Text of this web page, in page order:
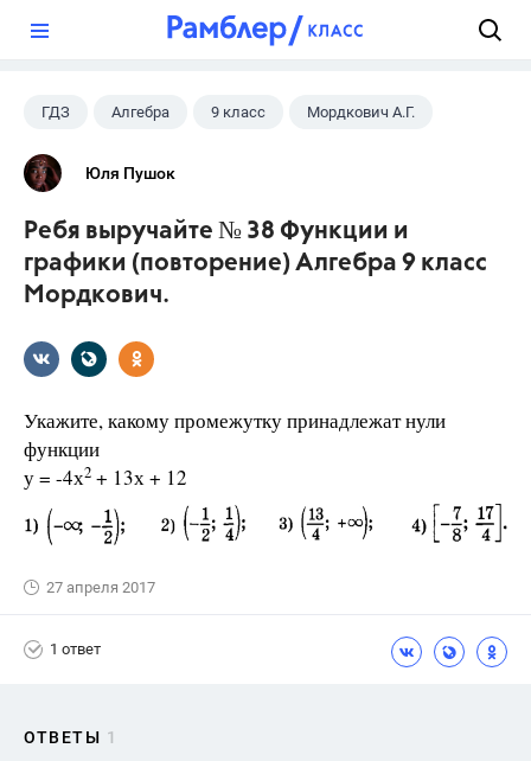
ГДЗ Алгебра 9 класс Мордкович А.Г.
Юля Пушок
Ребя выручайте № 38 Функции и
графики (повторение) Алгебра 9 класс
Мордкович.
Укажите, какому промежутку принадлежат нули
функции
у = -4х2 + 13х + 12
27 апреля 2017
1 ответ
ОТВЕТЫ 1